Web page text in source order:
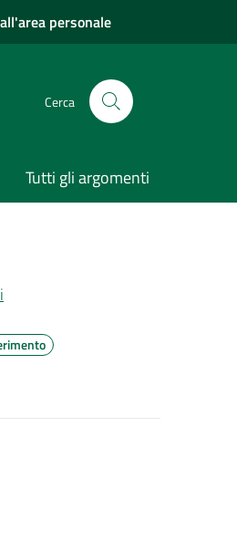
personale
Cerca
Tutti gli argomenti